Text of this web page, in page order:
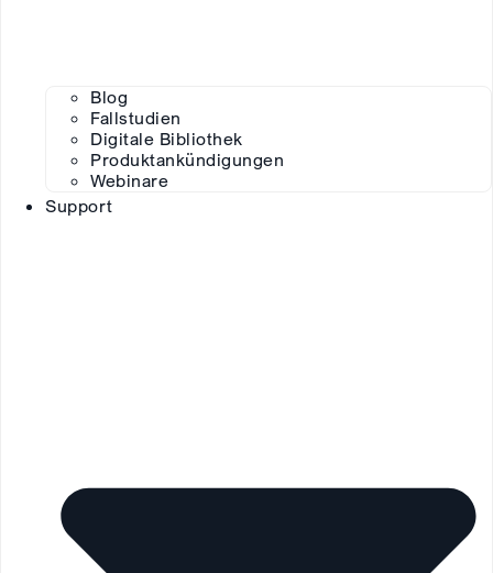
Blog
Fallstudien
Digitale Bibliothek
Produktankündigungen
Webinare
Support